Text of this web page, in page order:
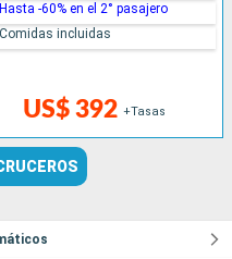
US$ 392 +Tasas
Hasta -60% en el 2° pasajero
Comidas incluidas